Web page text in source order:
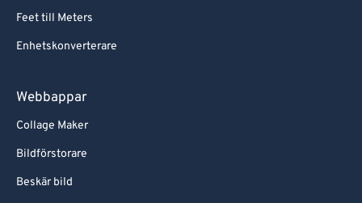
Feet till Meters
Enhetskonverterare
Webbappar
Collage Maker
Bildförstorare
Beskär bild